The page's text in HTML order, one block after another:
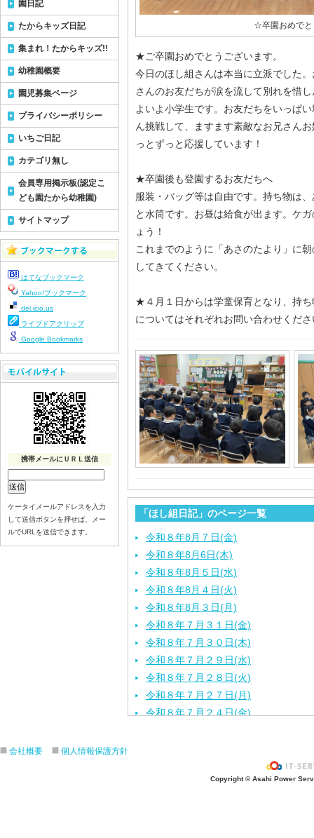
☆卒園おめで
★ご卒園おめでとうございます。
今日のほし組さんは本当に立派でした
さんのお友だちが涙を流して別れを惜
よいよ小学生です。お友だちをいっぱ
ん挑戦して、ますます素敵なお兄さん
っとずっと応援しています！
★卒園後も登園するお友だちへ
服装・バッグ等は自由です。持ち物は
と水筒です。お昼は給食が出ます。ケ
ょう！
これまでのように「あさのたより」に
してきてください。
★４月１日からは学童保育となり、持
についてはそれぞれお問い合わせくださ
「ほし組日記」のページ一覧
令和８年8月７日(金)
令和８年8月6日(木)
令和８年8月５日(水)
令和８年8月４日(火)
令和８年8月３日(月)
令和８年７月３１日(金)
令和８年７月３０日(木)
令和８年７月２９日(水)
令和８年７月２８日(火)
令和８年７月２７日(月)
令和８年７月２４日(金)
令和８年７月１７日（金）
園日記
たからキッズ日記
集まれ！たからキッズ!!
幼稚園概要
園児募集ページ
プライバシーポリシー
いちご日記
カテゴリ無し
会員専用掲示板(認定こ
ども園たから幼稚園)
サイトマップ
はてなブックマーク
Yahoo!ブックマーク
del.icio.us
ライブドアクリップ
Google Bookmarks
携帯メールにＵＲＬ送信
ケータイメールアドレスを入力
して送信ボタンを押せば、メー
ルでURLを送信できます。
会社概要 個人情報保護方針
Copyright © Asahi Power